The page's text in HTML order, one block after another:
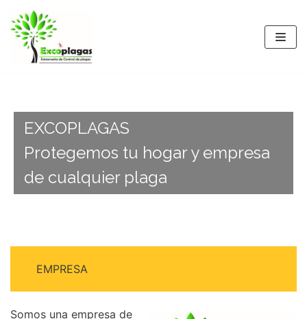
Saltar
EXCOPLAGAS
Protegemos tu hogar y empresa
de cualquier plaga
EMPRESA
Somos una empresa de